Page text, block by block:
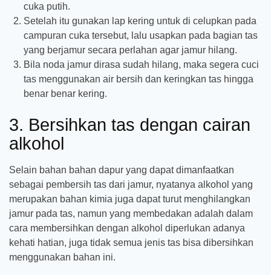
cuka putih.
Setelah itu gunakan lap kering untuk di celupkan pada
campuran cuka tersebut, lalu usapkan pada bagian tas
yang berjamur secara perlahan agar jamur hilang.
Bila noda jamur dirasa sudah hilang, maka segera cuci
tas menggunakan air bersih dan keringkan tas hingga
benar benar kering.
3. Bersihkan tas dengan cairan
alkohol
Selain bahan bahan dapur yang dapat dimanfaatkan
sebagai pembersih tas dari jamur, nyatanya alkohol yang
merupakan bahan kimia juga dapat turut menghilangkan
jamur pada tas, namun yang membedakan adalah dalam
cara membersihkan dengan alkohol diperlukan adanya
kehati hatian, juga tidak semua jenis tas bisa dibersihkan
menggunakan bahan ini.